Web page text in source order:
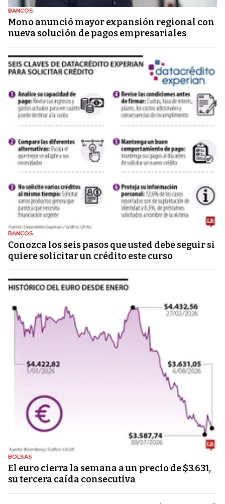
BANCOS
Mono anunció mayor expansión regional con
nueva solución de pagos empresariales
BANCOS
Conozca los seis pasos que usted debe seguir si
quiere solicitar un crédito este curso
BOLSAS
El euro cierra la semana a un precio de $3.631,
su tercera caída consecutiva